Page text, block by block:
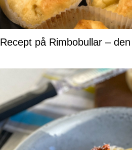
Recept på Rimbobullar –